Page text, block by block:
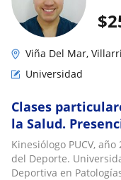
$
Viña Del Mar,
Universidad
Clases
la Salud.
años de
Kinesiólogo PUCV,
del Deporte.
Deportiva en